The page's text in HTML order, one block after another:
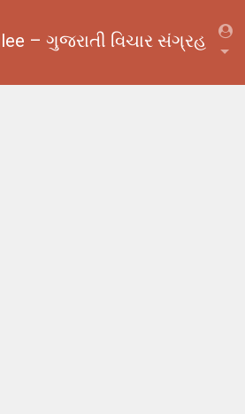
– ગુજરાતી વિચાર સંગ્રહ